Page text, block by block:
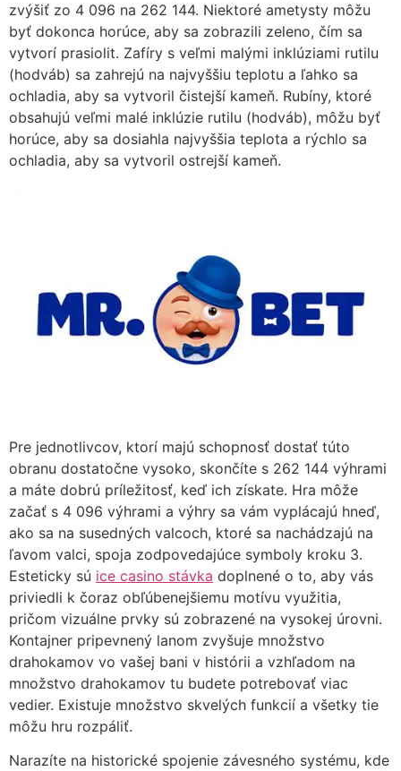
zvýšiť zo 4 096 na 262 144. Niektoré ametysty môžu
byť dokonca horúce, aby sa zobrazili zeleno, čím sa
vytvorí prasiolit. Zafíry s veľmi malými inklúziami rutilu
(hodváb) sa zahrejú na najvyššiu teplotu a ľahko sa
ochladia, aby sa vytvoril čistejší kameň. Rubíny, ktoré
obsahujú veľmi malé inklúzie rutilu (hodváb), môžu byť
horúce, aby sa dosiahla najvyššia teplota a rýchlo sa
ochladia, aby sa vytvoril ostrejší kameň.
Pre jednotlivcov, ktorí majú schopnosť dostať túto
obranu dostatočne vysoko, skončíte s 262 144 výhrami
a máte dobrú príležitosť, keď ich získate. Hra môže
začať s 4 096 výhrami a výhry sa vám vyplácajú hneď,
ako sa na susedných valcoch, ktoré sa nachádzajú na
ľavom valci, spoja zodpovedajúce symboly kroku 3.
Esteticky sú ice casino stávka doplnené o to, aby vás
priviedli k čoraz obľúbenejšiemu motívu využitia,
pričom vizuálne prvky sú zobrazené na vysokej úrovni.
Kontajner pripevnený lanom zvyšuje množstvo
drahokamov vo vašej bani v histórii a vzhľadom na
množstvo drahokamov tu budete potrebovať viac
vedier. Existuje množstvo skvelých funkcií a všetky tie
môžu hru rozpáliť.
Narazíte na historické spojenie závesného systému, kde